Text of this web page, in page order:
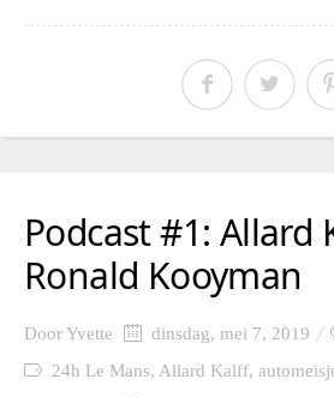
Podcast #1: Allard
Ronald Kooyman
DoorYvette dinsdag, mei 7, 2019
24h Le Mans, Allard Kalff,